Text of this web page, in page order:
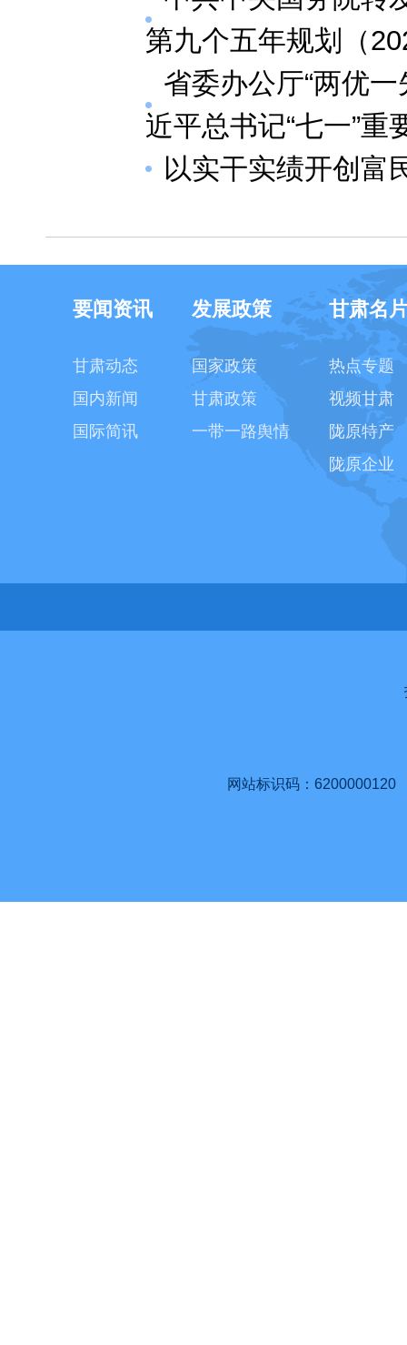
第九个五年规划（
省委办公厅“两优
近平总书记“七一”重
以实干实绩开创富
要闻资讯
甘肃动态
国内新闻
国际简讯
发展政策
国家政策
甘肃政策
一带一路舆情
甘肃名
热点专题
视频甘肃
陇原特产
陇原企业
网站标识码：6200000120